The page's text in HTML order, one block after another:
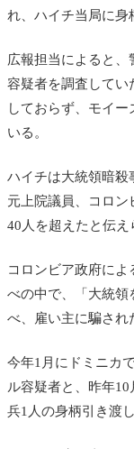
れ、ハイチ当局に身
広報担当によると、
容疑者を調査してい
しておらず、モイ
いる。
ハイチは大統領暗殺
元上院議員、コロン
40人を超えたと伝え
コロンビア政府に
べの中で、「大統領
べ、雇い主に騙され
今年1月にドミニカ
ル容疑者と、昨年
兵1人の身柄引き渡